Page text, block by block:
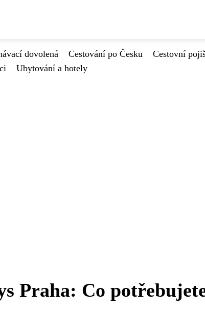
dovolená Cestování po Česku Cestovní
Ubytování a hotely
Praha: Co